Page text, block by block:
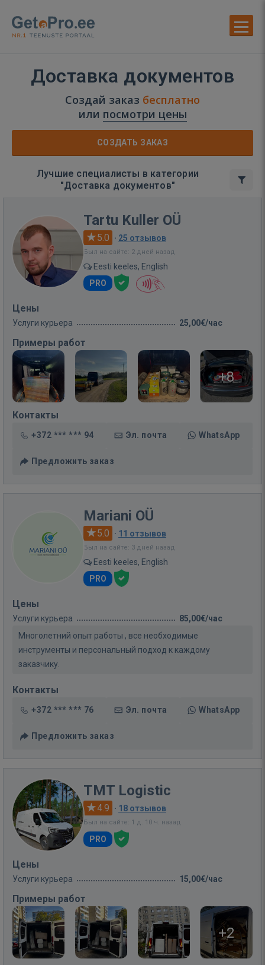
Доставка документов
Создай заказ бесплатно
или посмотри цены
СОЗДАТЬ ЗАКАЗ
Лучшие специалисты в категории
"Доставка документов"
Tartu Kuller OÜ
5.0 · 25 отзывов
Был на сайте: 2 дней назад
Eesti keeles, English
PRO
Цены
Услуги курьера 25,00€/час
Примеры работ
+8
Контакты
+372 *** *** 94 Эл. почта WhatsApp
Предложить заказ
Mariani OÜ
5.0 · 11 отзывов
Был на сайте: 3 дней назад
Eesti keeles, English
PRO
Цены
Услуги курьера
85,00€/час
Многолетний опыт работы , все необходимые
инструменты и персональный подход к каждому
заказчику.
Контакты
+372 *** *** 76 Эл. почта WhatsApp
Предложить заказ
TMT Logistic
4.9 · 18 отзывов
Был на сайте: 1 д. 10 ч. назад
PRO
Цены
Услуги курьера 15,00€/час
Примеры работ
+2